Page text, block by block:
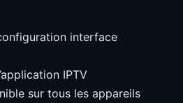
IPTV
sur tous les appareils